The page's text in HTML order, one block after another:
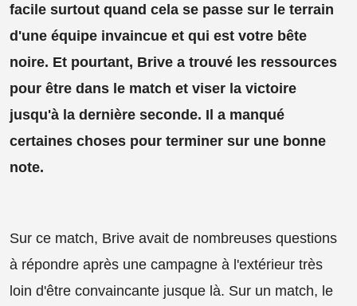
facile surtout quand cela se passe sur le terrain
d'une équipe invaincue et qui est votre bête
noire. Et pourtant, Brive a trouvé les ressources
pour être dans le match et viser la victoire
jusqu'à la dernière seconde. Il a manqué
certaines choses pour terminer sur une bonne
note.
Sur ce match, Brive avait de nombreuses questions
à répondre après une campagne à l'extérieur très
loin d'être convaincante jusque là. Sur un match, le